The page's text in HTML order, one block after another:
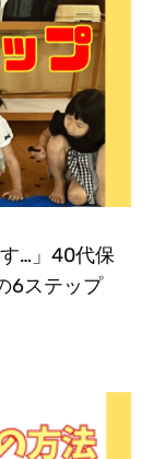
…」40代保
6ステップ